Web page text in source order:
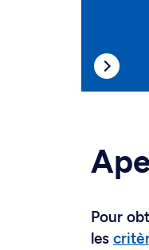
Pour
les